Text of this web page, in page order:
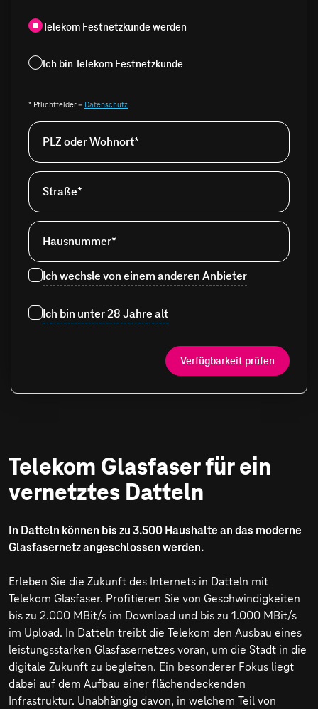
Telekom Festnetzkunde werden
Ich bin Telekom Festnetzkunde
* Pflichtfelder – Datenschutz
PLZ oder Wohnort*
Straße*
Hausnummer*
Ich wechsle von einem anderen Anbieter
Ich bin unter 28 Jahre alt
Verfügbarkeit prüfen
Telekom Glasfaser für ein
vernetztes Datteln
In Datteln können bis zu 3.500 Haushalte an das moderne
Glasfasernetz angeschlossen werden.
Erleben Sie die Zukunft des Internets in Datteln mit
Telekom Glasfaser. Profitieren Sie von Geschwindigkeiten
bis zu 2.000 MBit/s im Download und bis zu 1.000 MBit/s
im Upload. In Datteln treibt die Telekom den Ausbau eines
leistungsstarken Glasfasernetzes voran, um die Stadt in die
digitale Zukunft zu begleiten. Ein besonderer Fokus liegt
dabei auf dem Aufbau einer flächendeckenden
Infrastruktur. Unabhängig davon, in welchem Teil von